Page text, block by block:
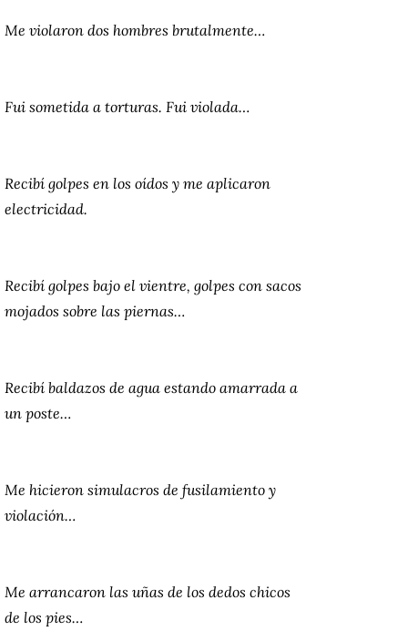
Me violaron dos hombres brutalmente…
Fui sometida a torturas. Fui violada…
Recibí golpes en los oídos y me aplicaron
electricidad.
Recibí golpes bajo el vientre, golpes con sacos
mojados sobre las piernas…
Recibí baldazos de agua estando amarrada a
un poste…
Me hicieron simulacros de fusilamiento y
violación…
Me arrancaron las uñas de los dedos chicos
de los pies…